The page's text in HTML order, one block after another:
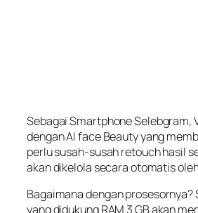
Sebagai Smartphone Selebgram,
dengan AI face Beauty yang
perlu susah-susah retouch hasil
akan dikelola secara otomatis
Bagaimana dengan prosesornya?
yang didukung RAM 3 GB akan